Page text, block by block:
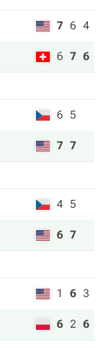
7 6 4
6 7 6
6 5
7 7
4 5
6 7
1 6 3
6 2 6